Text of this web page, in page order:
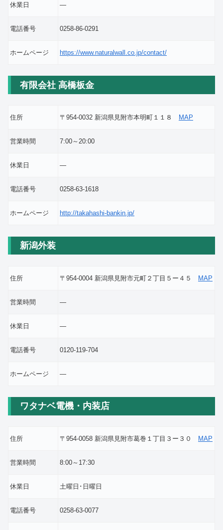
休業日 ―
電話番号 0258-86-0291
ホームページ https://www.naturalwall.co.jp/contact/
有限会社 高橋板金
住所 〒954-0032 新潟県見附市本明町１１８ MAP
営業時間 7:00～20:00
休業日 ―
電話番号 0258-63-1618
ホームページ http://takahashi-bankin.jp/
新潟外装
住所 〒954-0004 新潟県見附市元町２丁目５ー４５ MAP
営業時間 ―
休業日 ―
電話番号 0120-119-704
ホームページ ―
ワタナベ電機・内装店
住所 〒954-0058 新潟県見附市葛巻１丁目３ー３０ MAP
営業時間 8:00～17:30
休業日 土曜日･日曜日
電話番号 0258-63-0077